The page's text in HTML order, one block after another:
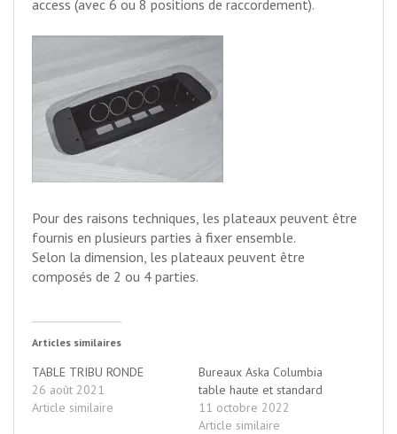
access (avec 6 ou 8 positions de raccordement).
Pour des raisons techniques, les plateaux peuvent être
fournis en plusieurs parties à fixer ensemble.
Selon la dimension, les plateaux peuvent être
composés de 2 ou 4 parties.
Articles similaires
TABLE TRIBU RONDE
26 août 2021
Article similaire
Bureaux Aska Columbia
table haute et standard
11 octobre 2022
Article similaire